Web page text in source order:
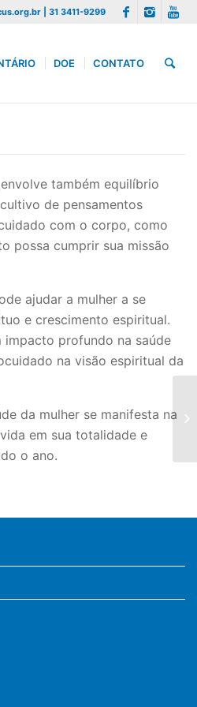
| 31 3411-9299
DOE CONTATO
também equilíbrio
de pensamentos
com o corpo, como
possa cumprir sua missão
ajudar a mulher a se
e crescimento espiritual.
impacto profundo na saúde
na visão espiritual da
da mulher se manifesta na
em sua totalidade e
o ano.